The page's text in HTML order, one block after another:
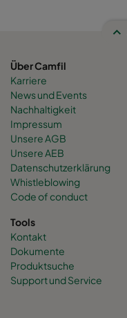
Über Camfil
Karriere
News und Events
Nachhaltigkeit
Impressum
Unsere AGB
Unsere AEB
Datenschutzerklärung
Whistleblowing
Code of conduct
Tools
Kontakt
Dokumente
Produktsuche
Support und Service